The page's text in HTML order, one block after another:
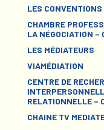
LES CONVENTIONS
CHAMBRE
LA NÉGOCIATION –
LES MÉDIATEURS
VIAMÉDIATION
CENTRE DE
RELATIONNELLE –
CHAINE TV